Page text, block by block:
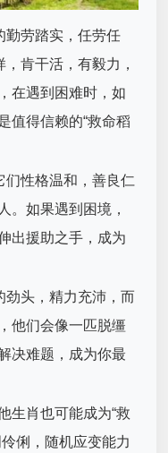
勤劳踏实，任劳任
肯干活，有毅力，
在遇到困难时，如
值得信赖的“救命稻
们性格温和，善良仁
。如果遇到困境，
出援助之手，成为
劲头，精力充沛，而
他们会像一匹脱缰
决难题，成为你最
生肖也可能成为“救
俐，随机应变能力